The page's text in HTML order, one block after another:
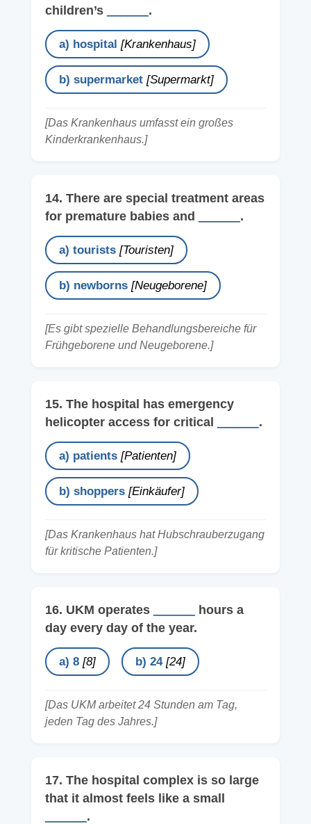
children’s
.
a) hospital [Krankenhaus]
b) supermarket [Supermarkt]
[Das Krankenhaus umfasst ein großes
Kinderkrankenhaus.]
14. There are special treatment areas
for premature babies and
.
a) tourists [Touristen]
b) newborns [Neugeborene]
[Es gibt spezielle Behandlungsbereiche für
Frühgeborene und Neugeborene.]
15. The hospital has emergency
helicopter access for critical
.
a) patients [Patienten]
b) shoppers [Einkäufer]
[Das Krankenhaus hat Hubschrauberzugang
für kritische Patienten.]
16. UKM operates
hours a
day every day of the year.
a) 8 [8] b) 24 [24]
[Das UKM arbeitet 24 Stunden am Tag,
jeden Tag des Jahres.]
17. The hospital complex is so large
that it almost feels like a small
.